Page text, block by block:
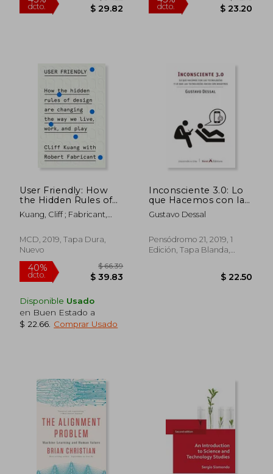
User Friendly: How
the Hidden Rules of
Design are Changing
the way we Live,
Inglés)
Kuang, Cliff ; Fabricant,
MCD, 2019, Tapa Dura,
Nuevo
Disponible Usado
en Buen Estado a
$ 22.66 Comprar Usado
Inconsciente 3.0: Lo
que Hacemos con las
Tecnologías y lo que
las Tecnologías
Gustavo Dessal
Pensódromo 21, 2019, 1
Edición, Tapa Blanda,